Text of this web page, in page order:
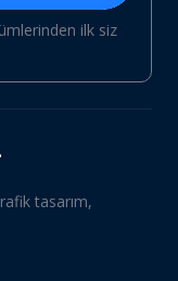
ilk siz
tasarım,